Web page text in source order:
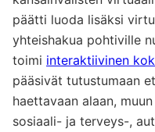
päätti luoda lisäksi
yhteishakua pohtiville
toimi interaktiivinen
pääsivät tutustumaan
haettavaan alaan,
sosiaali- ja terveys-,